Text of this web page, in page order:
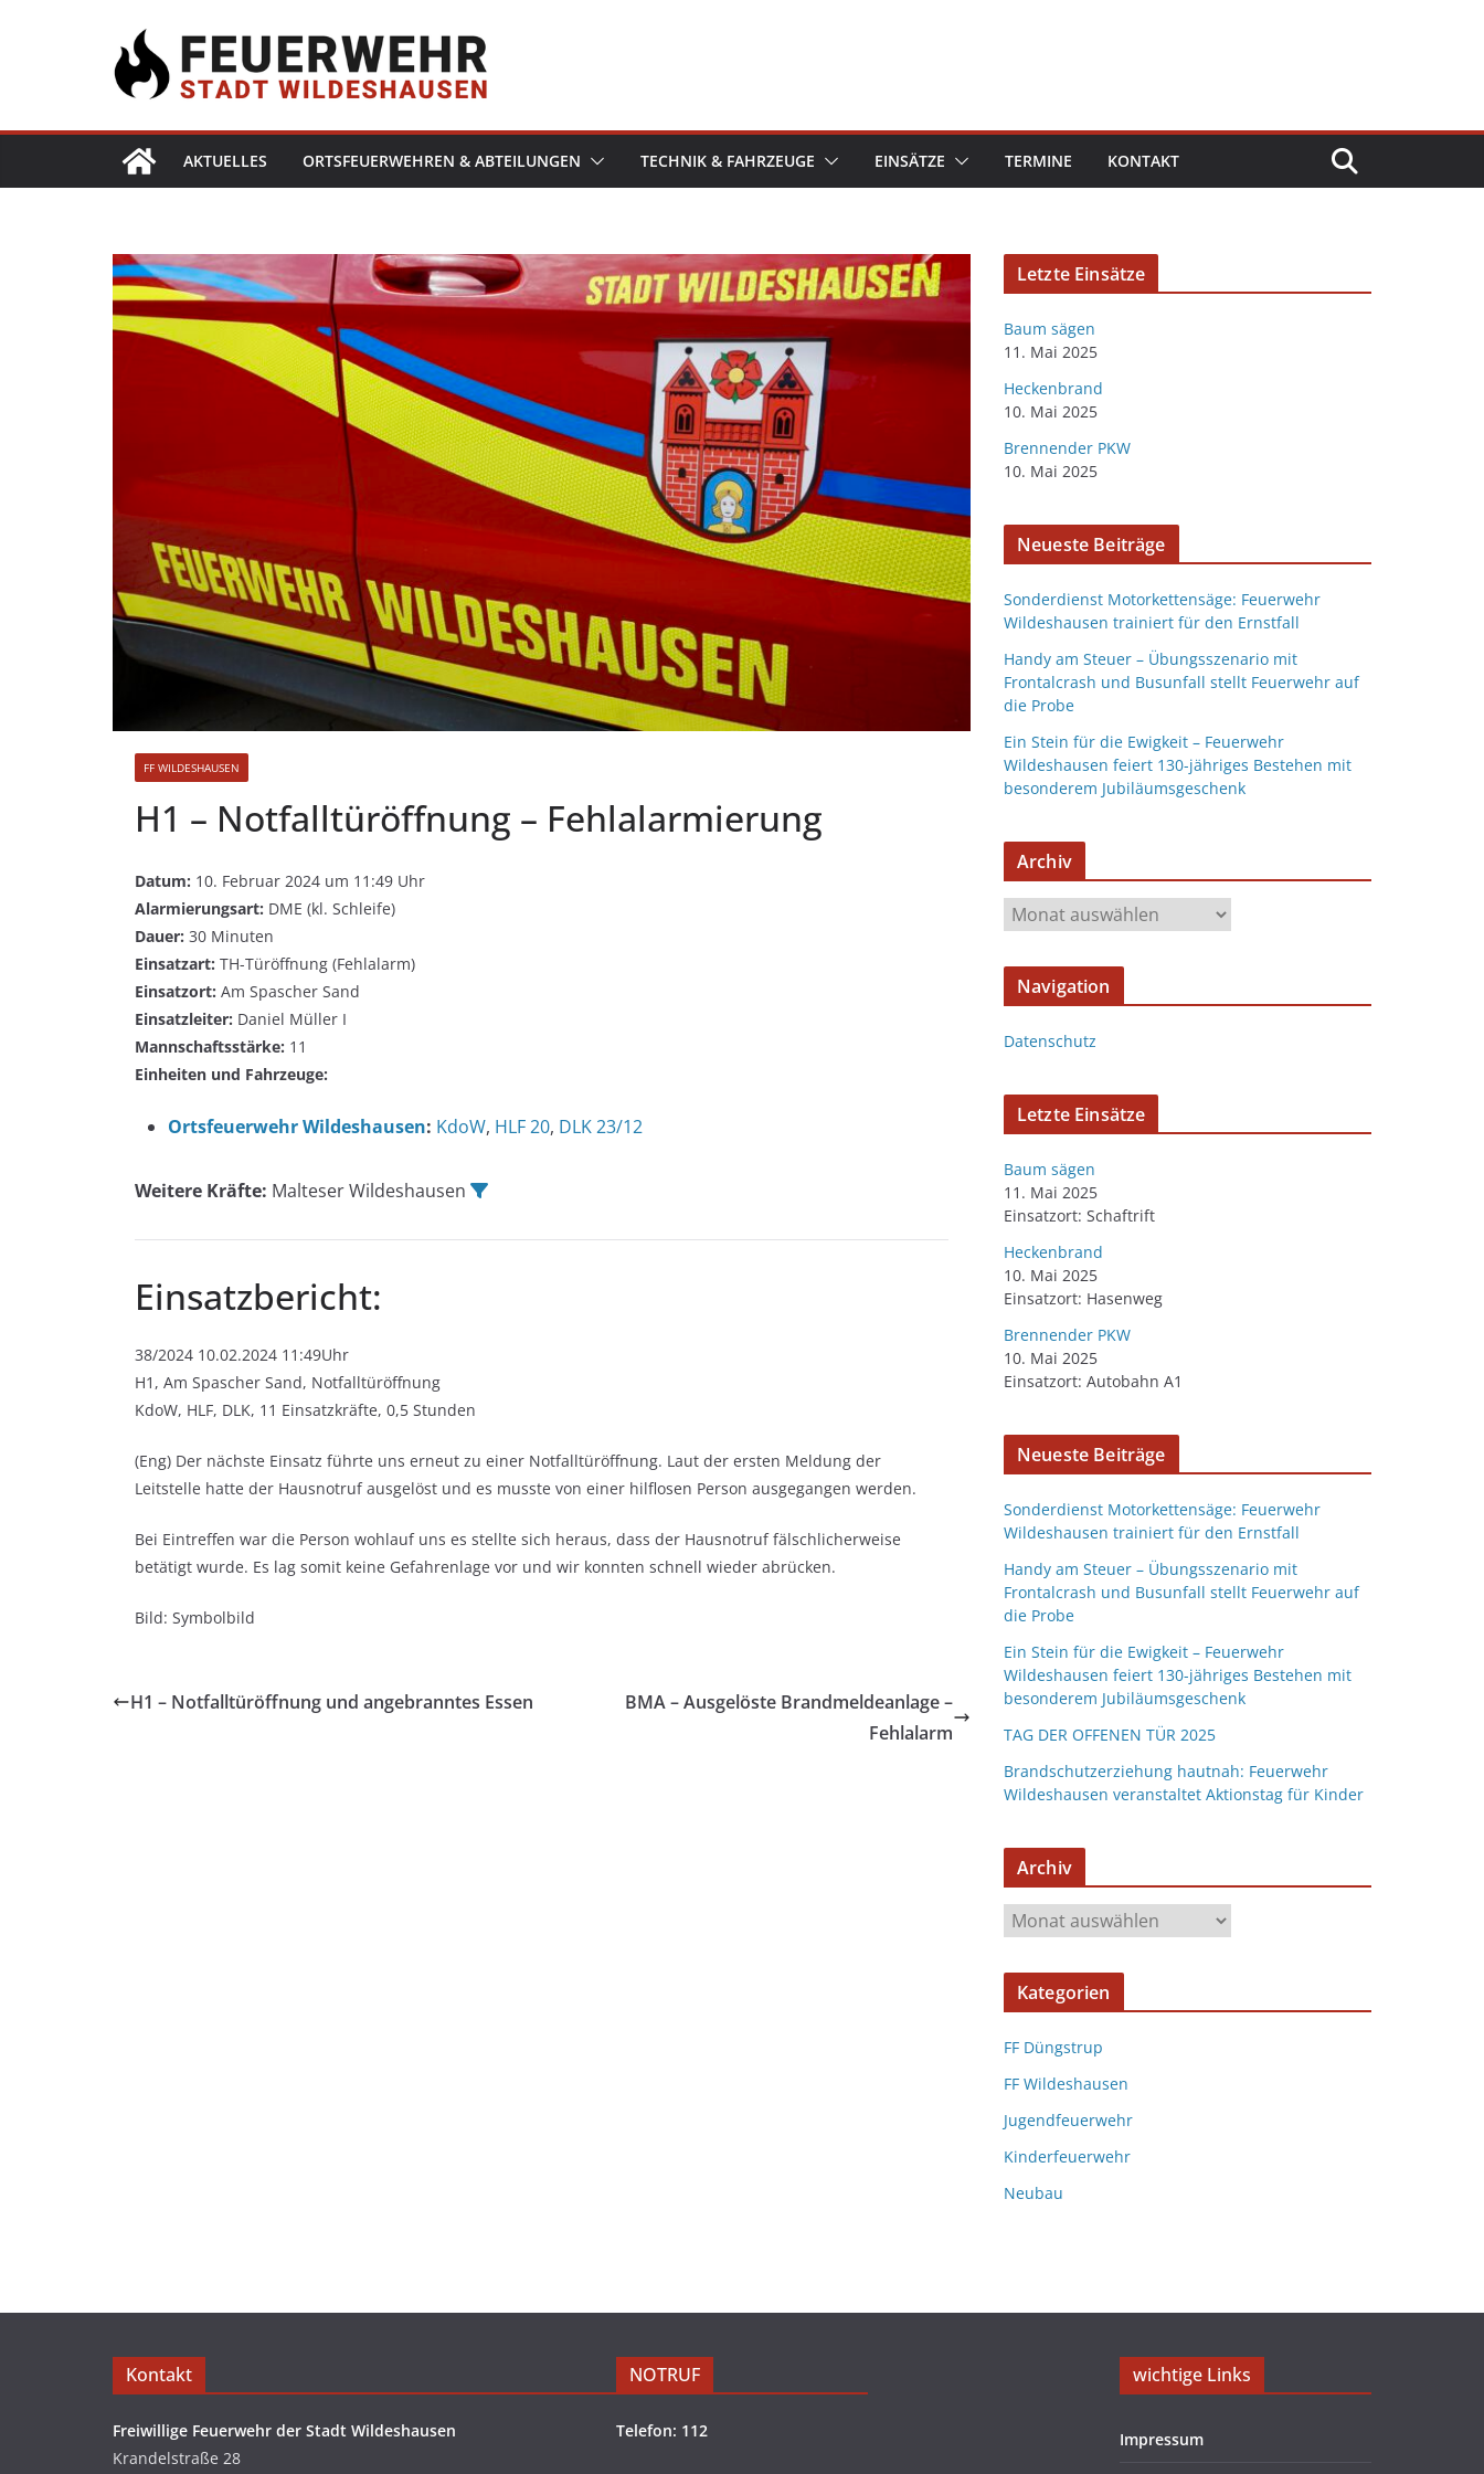
AKTUELLES ORTSFEUERWEHREN & ABTEILUNGEN TECHNIK & FAHRZEUGE EINSÄTZE TERMINE KONTAKT
FF WILDESHAUSEN
H1 – Notfalltüröffnung – Fehlalarmierung
Datum: 10. Februar 2024 um 11:49 Uhr
Alarmierungsart: DME (kl. Schleife)
Dauer: 30 Minuten
Einsatzart: TH-Türöffnung (Fehlalarm)
Einsatzort: Am Spascher Sand
Einsatzleiter: Daniel Müller I
Mannschaftsstärke: 11
Einheiten und Fahrzeuge:
Ortsfeuerwehr Wildeshausen: KdoW, HLF 20, DLK 23/12
Weitere Kräfte: Malteser Wildeshausen
Einsatzbericht:
38/2024 10.02.2024 11:49Uhr
H1, Am Spascher Sand, Notfalltüröffnung
KdoW, HLF, DLK, 11 Einsatzkräfte, 0,5 Stunden
(Eng) Der nächste Einsatz führte uns erneut zu einer Notfalltüröffnung. Laut der ersten Meldung der
Leitstelle hatte der Hausnotruf ausgelöst und es musste von einer hilflosen Person ausgegangen werden.
Bei Eintreffen war die Person wohlauf uns es stellte sich heraus, dass der Hausnotruf fälschlicherweise
betätigt wurde. Es lag somit keine Gefahrenlage vor und wir konnten schnell wieder abrücken.
Bild: Symbolbild
H1 – Notfalltüröffnung und angebranntes Essen
BMA – Ausgelöste Brandmeldeanlage –
Fehlalarm
Letzte Einsätze
Baum sägen
11. Mai 2025
Heckenbrand
10. Mai 2025
Brennender PKW
10. Mai 2025
Neueste Beiträge
Sonderdienst Motorkettensäge: Feuerwehr
Wildeshausen trainiert für den Ernstfall
Handy am Steuer – Übungsszenario mit
Frontalcrash und Busunfall stellt Feuerwehr auf
die Probe
Ein Stein für die Ewigkeit – Feuerwehr
Wildeshausen feiert 130-jähriges Bestehen mit
besonderem Jubiläumsgeschenk
Archiv
Navigation
Datenschutz
Letzte Einsätze
Baum sägen
11. Mai 2025
Einsatzort: Schaftrift
Heckenbrand
10. Mai 2025
Einsatzort: Hasenweg
Brennender PKW
10. Mai 2025
Einsatzort: Autobahn A1
Neueste Beiträge
Sonderdienst Motorkettensäge: Feuerwehr
Wildeshausen trainiert für den Ernstfall
Handy am Steuer – Übungsszenario mit
Frontalcrash und Busunfall stellt Feuerwehr auf
die Probe
Ein Stein für die Ewigkeit – Feuerwehr
Wildeshausen feiert 130-jähriges Bestehen mit
besonderem Jubiläumsgeschenk
TAG DER OFFENEN TÜR 2025
Brandschutzerziehung hautnah: Feuerwehr
Wildeshausen veranstaltet Aktionstag für Kinder
Archiv
Kategorien
FF Düngstrup
FF Wildeshausen
Jugendfeuerwehr
Kinderfeuerwehr
Neubau
Kontakt
Freiwillige Feuerwehr der Stadt Wildeshausen
Krandelstraße 28
NOTRUF
Telefon: 112
wichtige Links
Impressum